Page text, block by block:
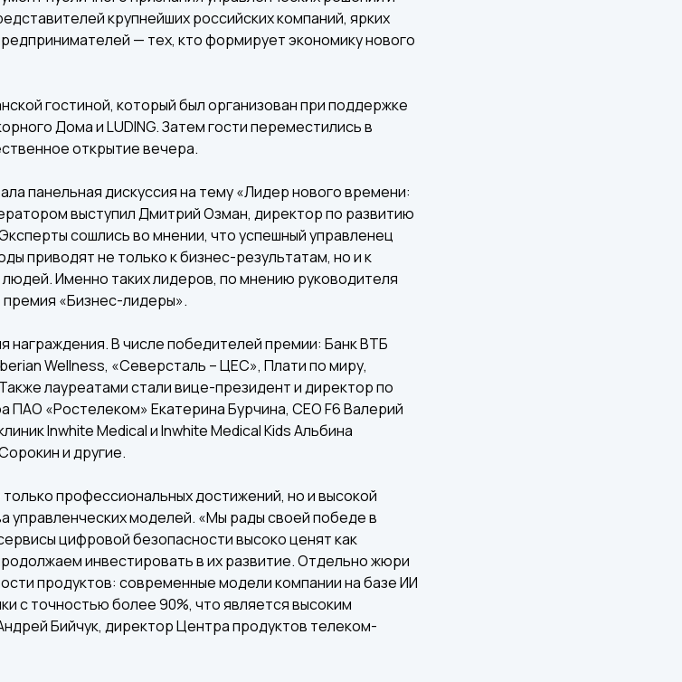
крупнейших российских компаний, ярких
— тех, кто формирует экономику нового
гостиной, который был организован при поддержке
Дома и LUDING. Затем гости переместились в
открытие вечера.
панельная дискуссия на тему «Лидер нового времени:
выступил Дмитрий Озман, директор по развитию
сошлись во мнении, что успешный управленец
приводят не только к бизнес-результатам, но и к
Именно таких лидеров, по мнению руководителя
«Бизнес-лидеры».
награждения. В числе победителей премии: Банк ВТБ
Wellness, «Северсталь – ЦЕС», Плати по миру,
лауреатами стали вице-президент и директор по
«Ростелеком» Екатерина Бурчина, CEO F6 Валерий
Inwhite Medical и Inwhite Medical Kids Альбина
и другие.
профессиональных достижений, но и высокой
управленческих моделей. «Мы рады своей победе в
цифровой безопасности высоко ценят как
инвестировать в их развитие. Отдельно жюри
продуктов: современные модели компании на базе ИИ
с точностью более 90%, что является высоким
Бийчук, директор Центра продуктов телеком-